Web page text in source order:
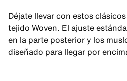
Déjate llevar con estos
tejido Woven. El ajuste
en la parte posterior y los
diseñado para llegar por